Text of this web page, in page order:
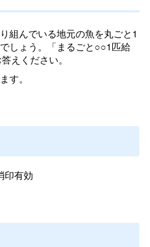
組んでいる地元の魚を丸ごと1
しょう。「まるごと○○1匹給
えください。
す。
印有効